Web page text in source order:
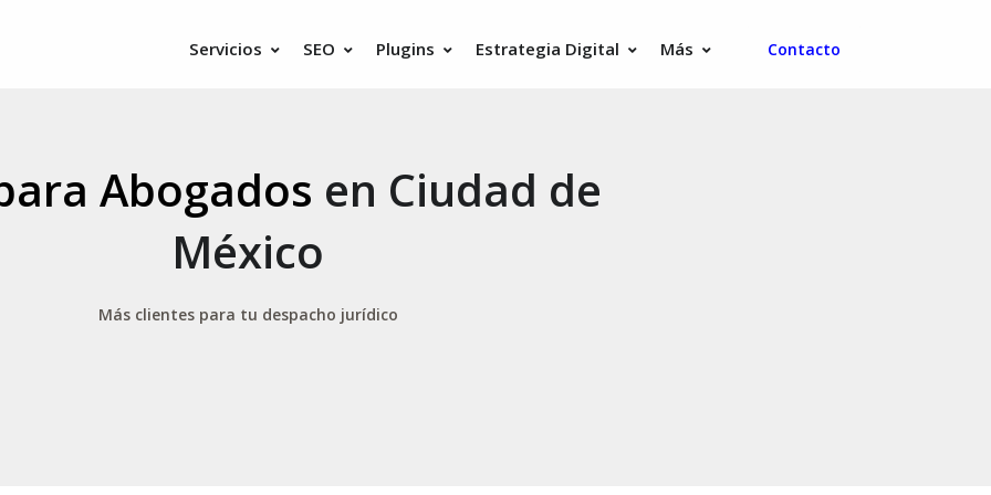
Servicios SEO Plugins Estrategia Digital Más Contacto
Abogados en Ciudad de
México
Más clientes para tu despacho jurídico